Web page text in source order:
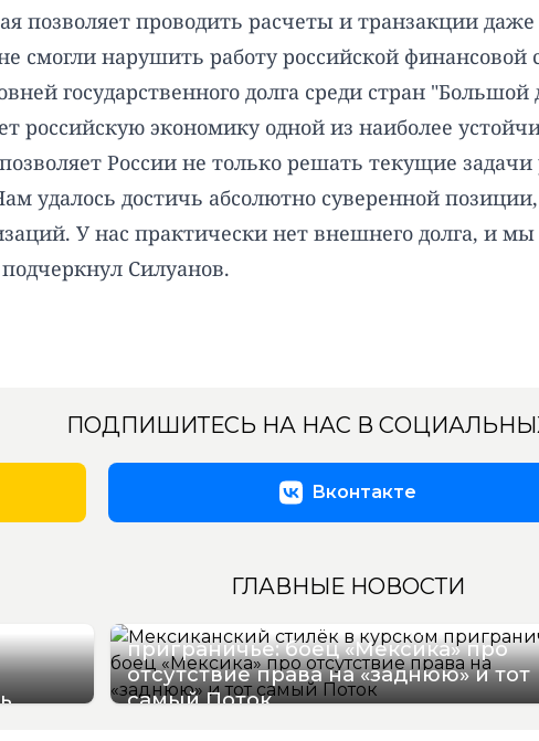
позволяет проводить расчеты и транзакции
смогли нарушить работу российской
государственного долга среди стран
российскую экономику одной из наиболее
России не только решать текущие
удалось достичь абсолютно суверенной
У нас практически нет внешнего долга, и
Силуанов.
ПОДПИШИТЕСЬ НА НАС В
Вконтакте
ГЛАВНЫЕ НОВОСТИ
Мексиканский стилёк в курском
приграничье: боец «Мексика» про
отсутствие права на «заднюю» и тот
самый Поток